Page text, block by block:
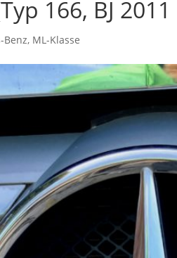
166, BJ
Benz, ML-Klasse